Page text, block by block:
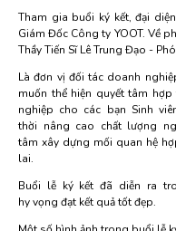
Tham gia buổi ký kết, đại
Giám Đốc Công ty YOOT. Về
Thầy Tiến Sĩ Lê Trung Đạo -
Là đơn vị đối tác doanh
muốn thể hiện quyết tâm
nghiệp cho các bạn Sinh
thời nâng cao chất lượng
tâm xây dựng mối quan hệ
lai.
Buổi lễ ký kết đã diễn ra
hy vọng đạt kết quả tốt đẹp.